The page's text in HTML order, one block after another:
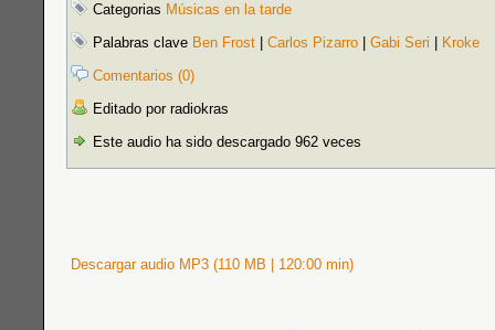
Categorias Músicas en la tarde
Palabras clave Ben Frost Carlos Pizarro Gabi Seri
Kroke
Comentarios (0)
Editado por radiokras
Este audio ha sido descargado 962 veces
Descargar audio MP3 (110 MB | 120:00 min)